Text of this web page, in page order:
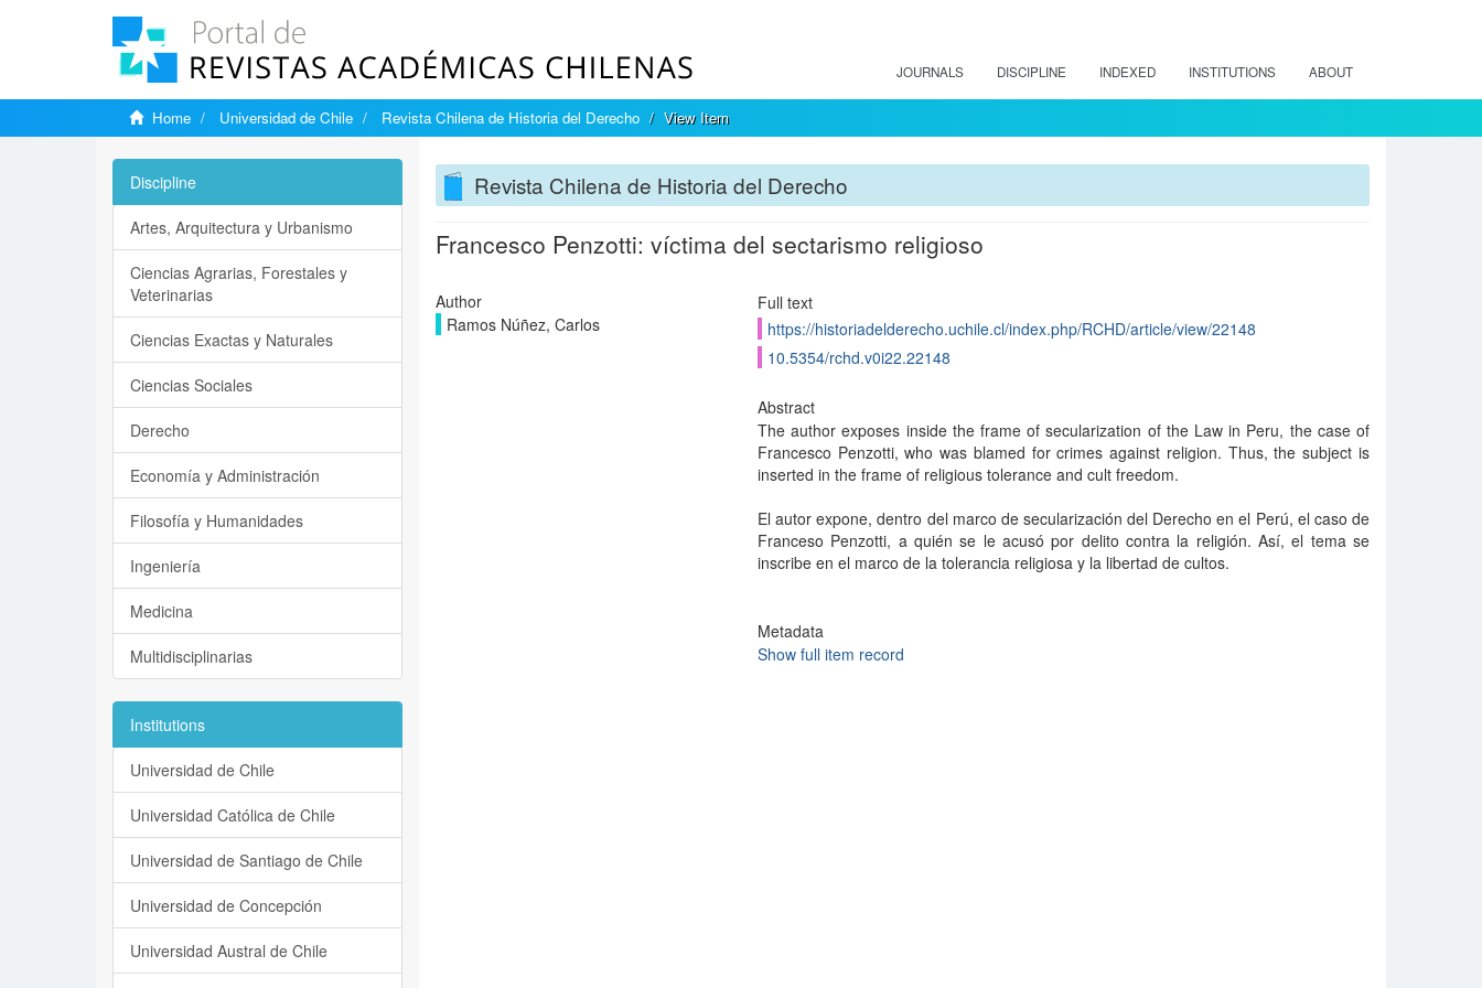
JOURNALS DISCIPLINE INDEXED INSTITUTIONS ABOUT
Home Universidad de Chile Revista Chilena de Historia del Derecho View Item
Revista Chilena de Historia del Derecho
Francesco Penzotti: víctima del sectarismo religioso
Author
Ramos Núñez, Carlos
Full text
https://historiadelderecho.uchile.cl/index.php/RCHD/article/view/22148
10.5354/rchd.v0i22.22148
Abstract
The author exposes inside the frame of secularization of the Law in Peru, the case of
Francesco Penzotti, who was blamed for crimes against religion. Thus, the subject is
inserted in the frame of religious tolerance and cult freedom.
El autor expone, dentro del marco de secularización del Derecho en el Perú, el caso de
Franceso Penzotti, a quién se le acusó por delito contra la religión. Así, el tema se
inscribe en el marco de la tolerancia religiosa y la libertad de cultos.
Metadata
Show full item record
Discipline
Artes, Arquitectura y Urbanismo
Ciencias Agrarias, Forestales y
Veterinarias
Ciencias Exactas y Naturales
Ciencias Sociales
Derecho
Economía y Administración
Filosofía y Humanidades
Ingeniería
Medicina
Multidisciplinarias
Institutions
Universidad de Chile
Universidad Católica de Chile
Universidad de Santiago de Chile
Universidad de Concepción
Universidad Austral de Chile